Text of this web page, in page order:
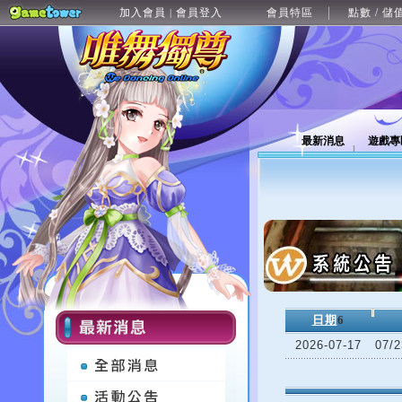
加入會員 | 會員登入 會員特區 點數 / 儲
最新消息 遊戲
日期 6
2026-07-17
07/